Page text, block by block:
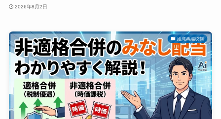
2026年8月2日
組織再編税制